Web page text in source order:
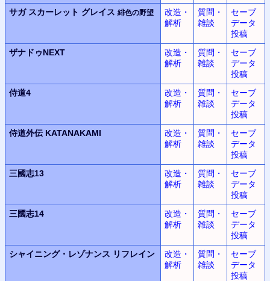
サガ スカーレット グレイス 緋色の野望
改造・
解析
質問・
雑談
セーブ
データ
投稿
ザナドゥNEXT
改造・
解析
質問・
雑談
セーブ
データ
投稿
侍道4
改造・
解析
質問・
雑談
セーブ
データ
投稿
侍道外伝 KATANAKAMI
改造・
解析
質問・
雑談
セーブ
データ
投稿
三國志13
改造・
解析
質問・
雑談
セーブ
データ
投稿
三國志14
改造・
解析
質問・
雑談
セーブ
データ
投稿
シャイニング・レゾナンス リフレイン
改造・
解析
質問・
雑談
セーブ
データ
投稿